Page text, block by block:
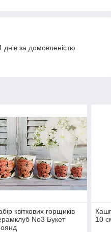
за домовленістю
квіткових горщиків
No3 Букет
10